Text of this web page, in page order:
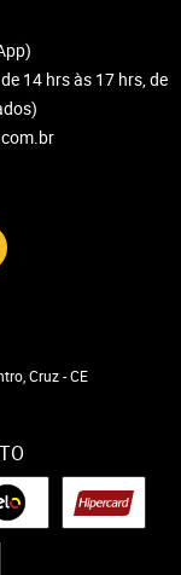
14 hrs às 17 hrs, de
Cruz-CE